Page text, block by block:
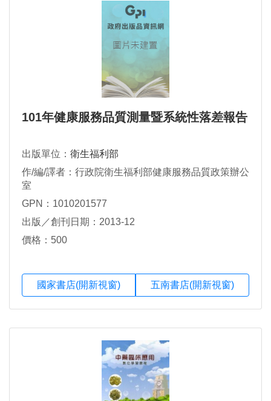
101年健康服務品質測量暨系統性落差報告
出版單位： 衛生福利部
作/編/譯者：行政院衛生福利部健康服務品質政策辦公
室
GPN：1010201577
出版／創刊日期：2013-12
價格：500
國家書店(開新視窗) 五南書店(開新視窗)